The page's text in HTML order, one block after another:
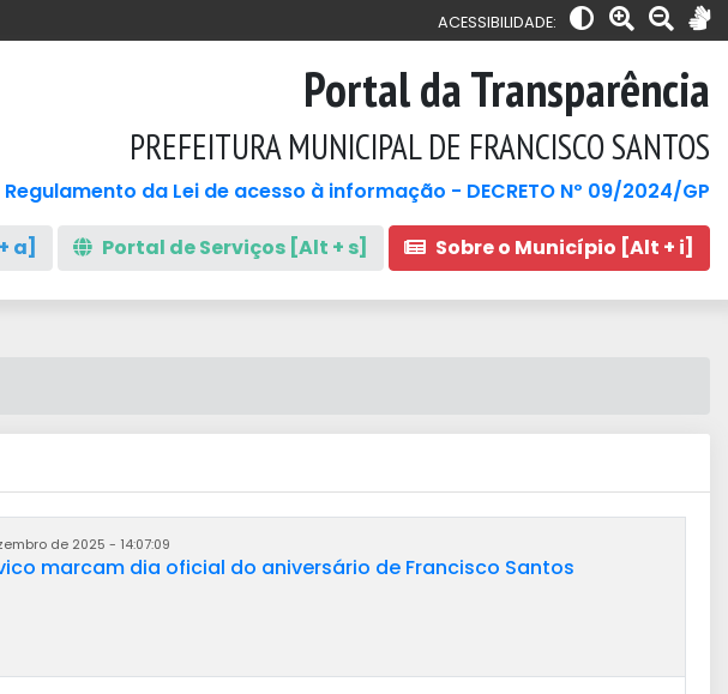
ACESSIBILIDADE:
Portal da Transparência
PREFEITURA MUNICIPAL DE FRANCISCO SANTOS
Regulamento da Lei de acesso à informação - DECRETO Nº 09/2024/GP
a] Portal de Serviços [Alt + s] Sobre o Município [Alt + i]
de 2025 - 14:07:09
marcam dia oficial do aniversário de Francisco Santos